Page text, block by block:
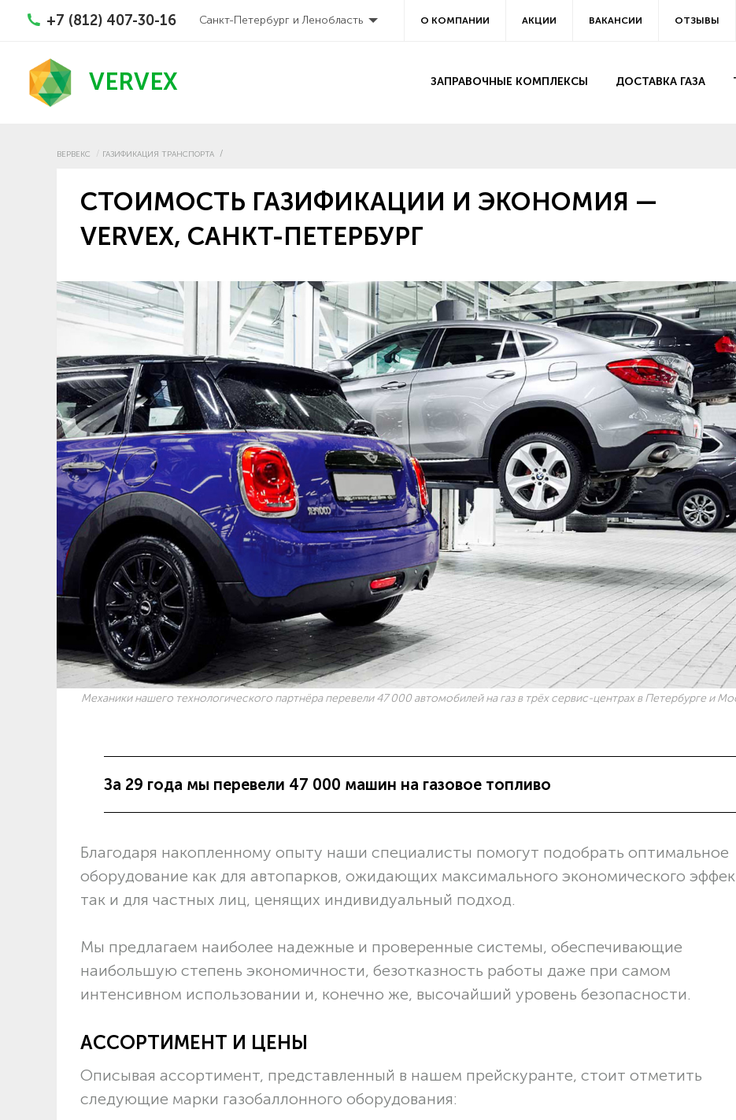
+7 (812) 407-30-16 Санкт-Петербург и Ленобласть О КОМПАНИИ АКЦИИ ВАКАНСИИ ОТЗЫВЫ
VERVEX ЗАПРАВОЧНЫЕ КОМПЛЕКСЫ ДОСТАВКА ГАЗА
ВЕРВЕКС ГАЗИФИКАЦИЯ ТРАНСПОРТА
СТОИМОСТЬ ГАЗИФИКАЦИИ И ЭКОНОМИЯ —
VERVEX, САНКТ-ПЕТЕРБУРГ
Механики нашего технологического партнёра перевели 47 000 автомобилей на газ в трёх сервис-центрах в Петербурге и
За 29 года мы перевели 47 000 машин на газовое топливо
Благодаря накопленному опыту наши специалисты помогут подобрать оптимальное
оборудование как для автопарков, ожидающих максимального экономического
так и для частных лиц, ценящих индивидуальный подход.
Мы предлагаем наиболее надежные и проверенные системы, обеспечивающие
наибольшую степень экономичности, безотказность работы даже при самом
интенсивном использовании и, конечно же, высочайший уровень безопасности.
АССОРТИМЕНТ И ЦЕНЫ
Описывая ассортимент, представленный в нашем прейскуранте, стоит отметить
следующие марки газобаллонного оборудования: